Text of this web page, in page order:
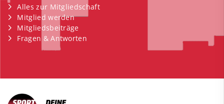
Alles zur Mitgliedschaft
Mitglied werden
Mitgliedsbeiträge
Fragen & Antworten